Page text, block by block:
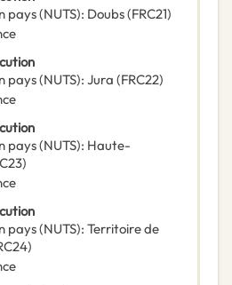
pays (NUTS): Doubs(FRC21)
pays (NUTS): Jura (FRC22)
pays (NUTS): Haute-
)
pays (NUTS): Territoire de
)